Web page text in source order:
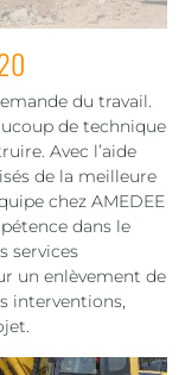
du travail.
de technique
Avec l’aide
de la meilleure
chez AMEDEE
dans le
services
un enlèvement de
interventions,